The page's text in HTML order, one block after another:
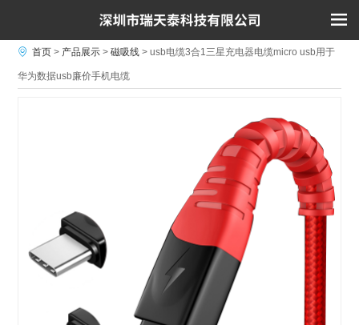
首页 > 产品展示 >磁吸线 >usb电缆3合1三星充电器电缆micro usb用于
华为数据usb廉价手机电缆